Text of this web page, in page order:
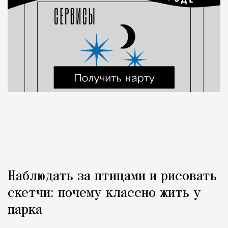
Наблюдать за птицами и рисовать
скетчи: почему классно жить у
парка